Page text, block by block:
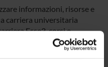
informazioni, risorse e
carriera universitaria
Esse3, corsi e-
di segreteria,